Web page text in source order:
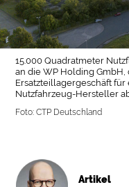
15.000 Quadratmeter
an die WP Holding
Ersatzteillagergeschäft
Nutzfahrzeug-Hersteller
Foto: CTP Deutschland
Artikel